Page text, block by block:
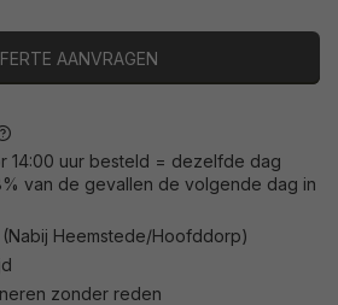
AANVRAGEN
14:00 uur besteld = dezelfde dag
van de gevallen de volgende dag in
Heemstede/Hoofddorp)
zonder reden